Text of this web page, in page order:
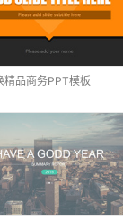
精品商务PPT模板